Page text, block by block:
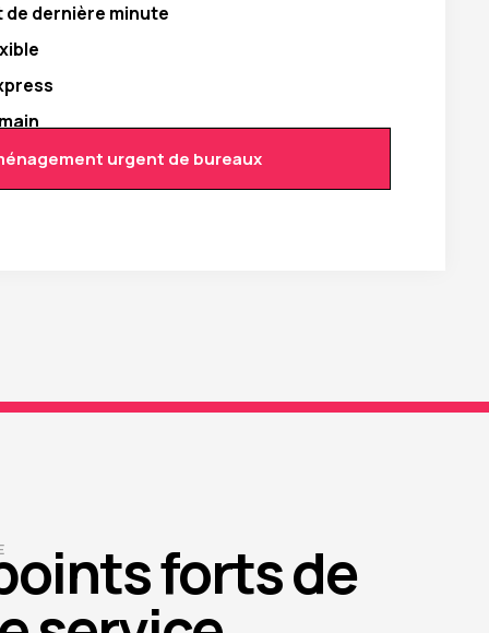
de dernière minute
urgent de bureaux
forts de